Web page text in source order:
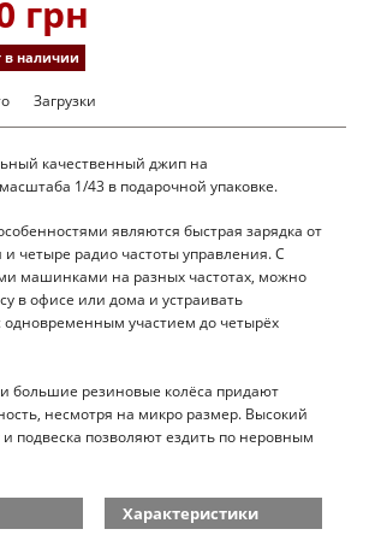
грн
в наличии
Загрузки
качественный джип на
1/43 в подарочной упаковке.
являются быстрая зарядка от
и четыре радио частоты управления. С
машинками на разных частотах, можно
в офисе или дома и устраивать
одновременным участием до четырёх
большие резиновые колёса придают
несмотря на микро размер. Высокий
подвеска позволяют ездить по неровным
Характеристики